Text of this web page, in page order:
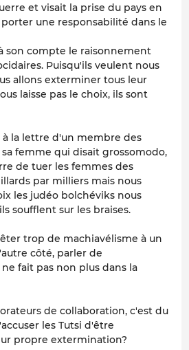
et visait la prise du pays en
une responsabilité dans le
son compte le raisonnement
Puisqu'ils veulent nous
allons exterminer tous leur
laisse pas le choix, ils sont
à la lettre d'un membre des
femme qui disait grossomodo,
de tuer les femmes des
par milliers mais nous
les judéo bolchéviks nous
soufflent sur les braises.
trop de machiavélisme à un
côté, parler de
fait pas non plus dans la
de collaboration, c'est du
les Tutsi d'être
propre extermination?